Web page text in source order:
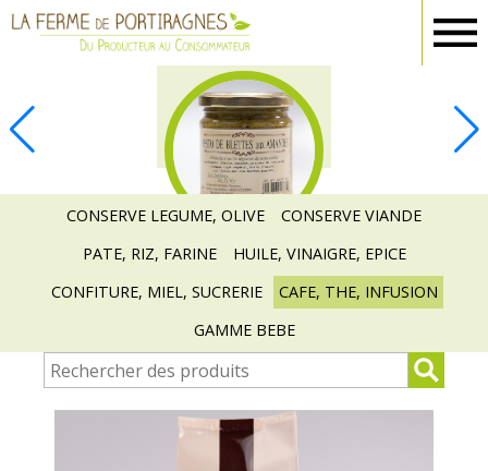
Portiragnes
EPICERIE
CONSERVE LEGUME, OLIVE
CONSERVE VIANDE
PATE, RIZ, FARINE
HUILE, VINAIGRE, EPICE
CONFITURE, MIEL, SUCRERIE
CAFE, THE, INFUSION
GAMME BEBE